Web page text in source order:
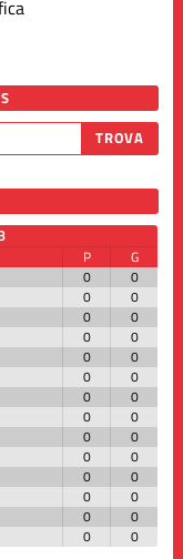
P
G
0
0
0
0
0
0
0
0
0
0
0
0
0
0
0
0
0
0
0
0
0
0
0
0
0
0
0 0